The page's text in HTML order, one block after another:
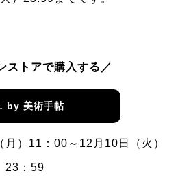
ストアで購入する／
by 美術手帖
）11：00～12月10日（火）
23：59